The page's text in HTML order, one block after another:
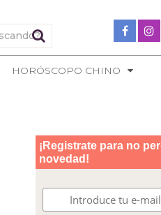
HORÓSCOPO CHINO